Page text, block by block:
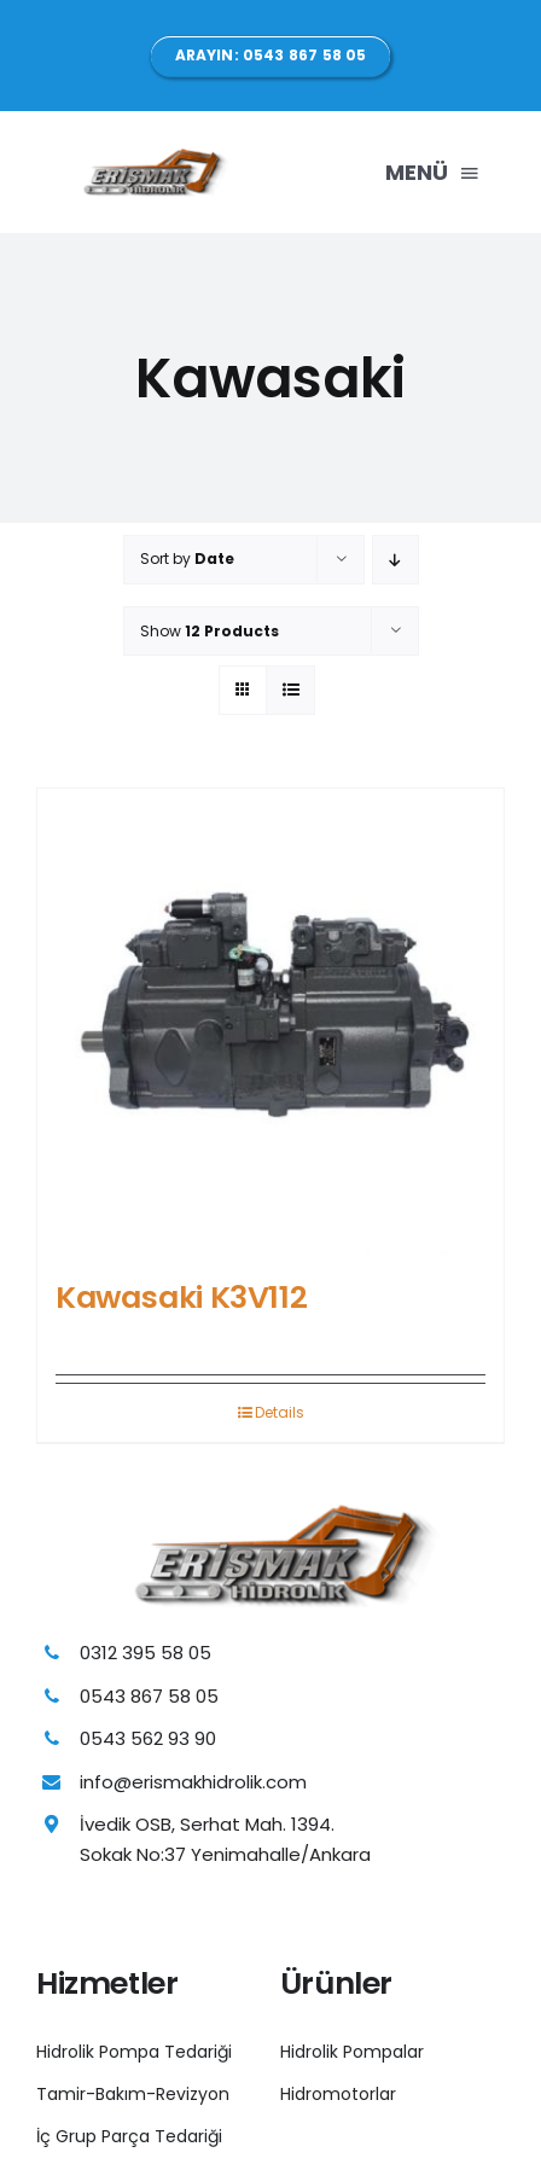
ARAYIN: 0543 867 58 05
MENÜ
Kawasaki
Sort by Date
Show12 Products
Kawasaki K3V112
Details
0312 395 58 05
0543 867 58 05
0543 562 93 90
info@erismakhidrolik.com
İvedik OSB, Serhat Mah. 1394.
Sokak No:37 Yenimahalle/Ankara
Hizmetler
Hidrolik Pompa Tedariği
Tamir-Bakım-Revizyon
İç Grup Parça Tedariği
Ürünler
Hidrolik Pompalar
Hidromotorlar